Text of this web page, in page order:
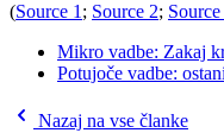
(Source 1 ; Source 2;
Mikro vadbe: Zakaj
Potujoče vadbe:
Nazaj na vse članke